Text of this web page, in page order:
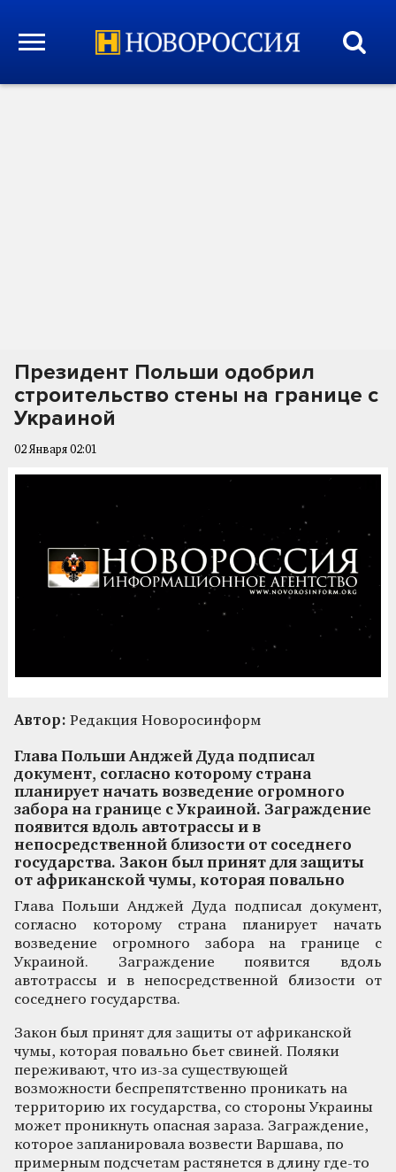
Президент Польши одобрил
строительство стены на границе с
Украиной
02 Января 02:01
Автор: Редакция Новоросинформ
Глава Польши Анджей Дуда подписал
документ, согласно которому страна
планирует начать возведение огромного
забора на границе с Украиной. Заграждение
появится вдоль автотрассы и в
непосредственной близости от соседнего
государства. Закон был принят для защиты
от африканской чумы, которая повально
Глава Польши Анджей Дуда подписал документ,
согласно которому страна планирует начать
возведение огромного забора на границе с
Украиной. Заграждение появится вдоль
автотрассы и в непосредственной близости от
соседнего государства.
Закон был принят для защиты от африканской
чумы, которая повально бьет свиней. Поляки
переживают, что из-за существующей
возможности беспрепятственно проникать на
территорию их государства, со стороны Украины
может проникнуть опасная зараза. Заграждение,
которое запланировала возвести Варшава, по
примерным подсчетам растянется в длину где-то